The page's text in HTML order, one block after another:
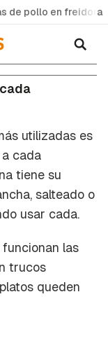
de pollo en freidora
utilizadas es
cada
tiene su
salteado o
usar cada.
las
trucos
queden